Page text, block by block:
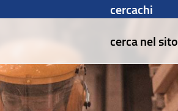
cercachi
cerca nel sito